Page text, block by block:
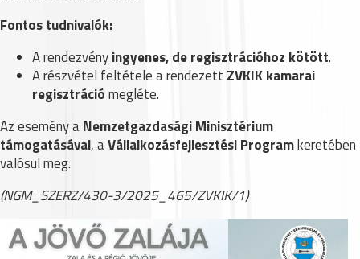
Fontos tudnivalók:
A rendezvényingyenes, de regisztrációhoz kötött.
A részvétel feltétele a rendezett ZVKIK kamarai
regisztrációmegléte.
Az esemény aNemzetgazdasági Minisztérium
támogatásával, aVállalkozásfejlesztési Programkeretében
valósul meg.
(NGM_SZERZ/430-3/2025_465/ZVKIK/1)